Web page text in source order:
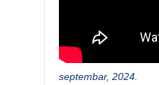
septembar, 2024.